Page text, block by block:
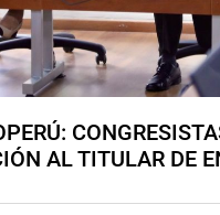
AL TITULAR DE